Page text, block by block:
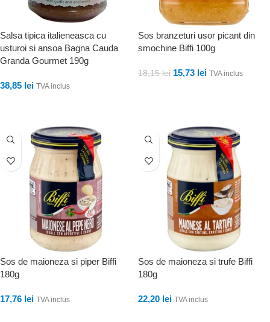
Salsa tipica italieneasca cu
usturoi si ansoa Bagna Cauda
Granda Gourmet 190g
38,85 lei TVA inclus
Sos branzeturi usor picant din
smochine Biffi 100g
18,15lei 15,73 lei TVA inclus
Sos de maioneza si piper Biffi
180g
17,76 lei TVA inclus
Sos de maioneza si trufe Biffi
180g
22,20 lei TVA inclus